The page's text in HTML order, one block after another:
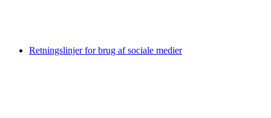
Retningslinjer for brug af sociale medier